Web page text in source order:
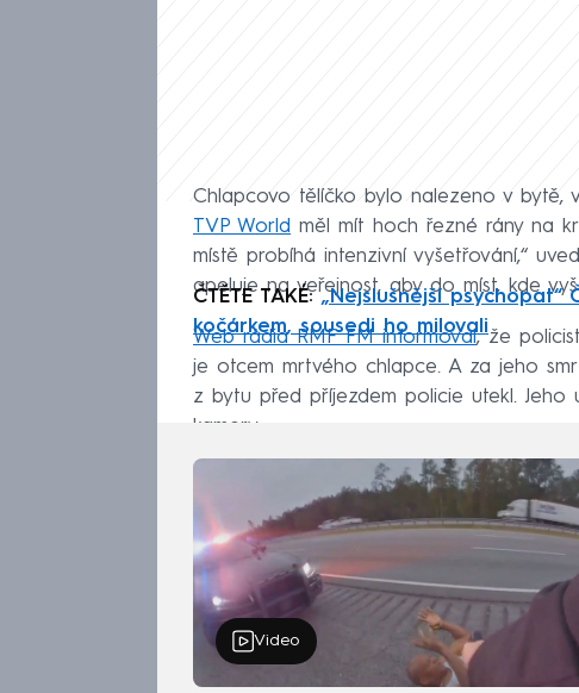
Chlapcovo tělíčko bylo nalezeno v bytě,
TVP World měl mít hoch řezné rány na
místě probíhá intenzivní vyšetřování,“
apeluje na veřejnost, aby do míst, kde
ČTĚTE TAKÉ:„Nejslušnější
kočárkem, sousedi ho milovali
Web rádia RMF FM informoval, že
je otcem mrtvého chlapce. A za jeho
z bytu před příjezdem policie utekl. Jeho
kamery.
Video